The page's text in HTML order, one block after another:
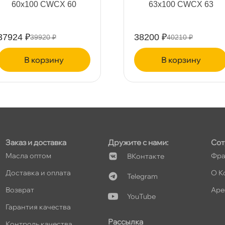
60х100 CWCX 60
₽39920 ₽
корзину
63х100 CWCX 63
38200 ₽40210 ₽
корзину
Заказ и доставка
Масла оптом
Доставка и оплата
озврат
Гарантия качества
Дружите с нами:
Контакте
Telegram
YouTube
Рассылка
О